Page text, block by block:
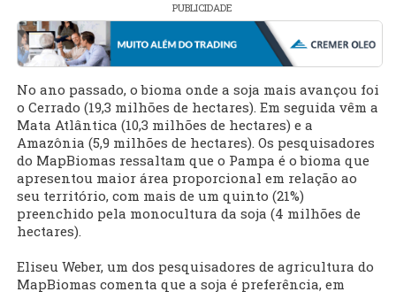
PUBLICIDADE
No ano passado, o bioma onde a soja mais avançou foi
o Cerrado (19,3 milhões de hectares). Em seguida vêm a
Mata Atlântica (10,3 milhões de hectares) e a
Amazônia (5,9 milhões de hectares). Os pesquisadores
do MapBiomas ressaltam que o Pampa é o bioma que
apresentou maior área proporcional em relação ao
seu território, com mais de um quinto (21%)
preenchido pela monocultura da soja (4 milhões de
hectares).
Eliseu Weber, um dos pesquisadores de agricultura do
MapBiomas comenta que a soja é preferência, em